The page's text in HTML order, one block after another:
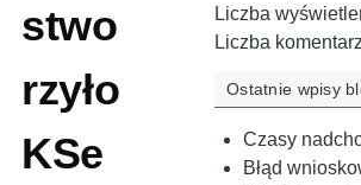
stwo
rzyło
KSe
Liczba
Liczba
Ostatnie wpisy
Czasy
Błąd